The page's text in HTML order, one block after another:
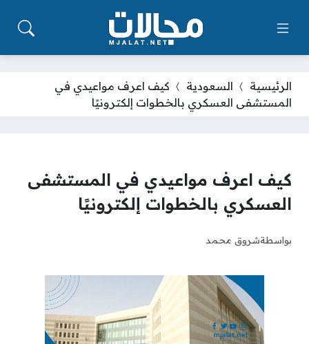
الرئيسية السعودية
كيف اعرف مواعيدي في
المستشفى العسكري بالخطوات إلكترونيًا
كيف اعرف مواعيدي في المستشفى
العسكري بالخطوات إلكترونيًا
بواسطةشروق محمد